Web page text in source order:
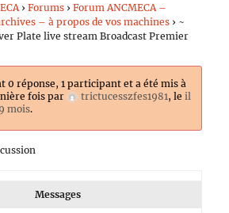
› Forums › Forum ANCMECA –
– à propos de vos machines › ~
Plate live stream Broadcast Premier
0 réponse, 1 participant et a été mis à
fois par
trictucesszfes1981, le il
mois.
Messages